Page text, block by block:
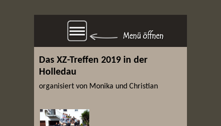
Das XZ-Treffen 2019 in der
Holledau
organisiert von Monika und Christian